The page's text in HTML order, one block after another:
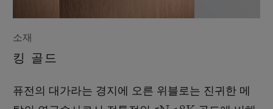
소재
킹 골드
퓨전의 대가라는 경지에 오른 위블로는 진귀한 메